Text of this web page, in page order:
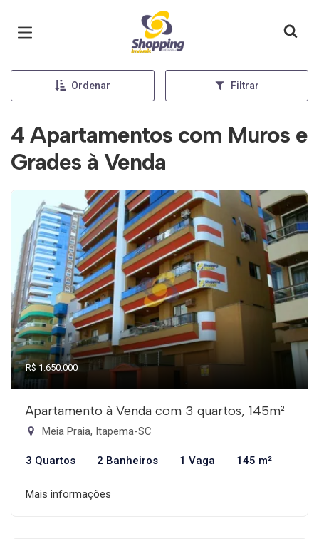
Página inicial
Ordenar Filtrar
4 Apartamentos com Muros e
Grades à Venda
R$ 1.650.000
Apartamento à Venda com 3 quartos, 145m²
Meia Praia, Itapema-SC
3 Quartos 2 Banheiros 1 Vaga 145 m²
Mais informações